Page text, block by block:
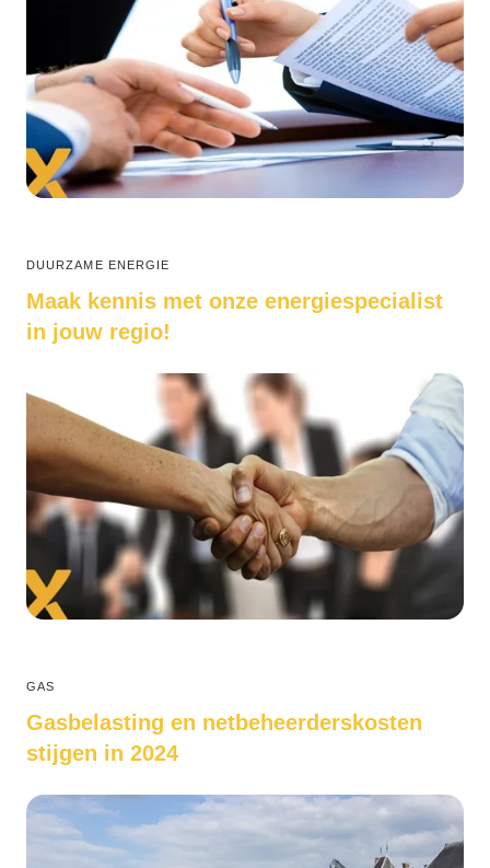
DUURZAME ENERGIE
Maak kennis met onze energiespecialist
in jouw regio!
GAS
Gasbelasting en netbeheerderskosten
stijgen in 2024